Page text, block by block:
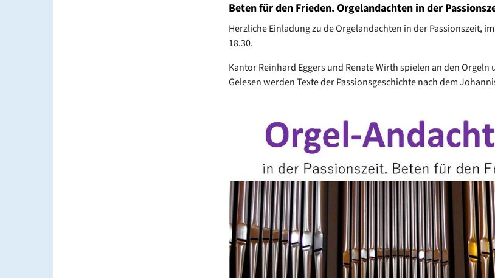
Beten für den Frieden. Orgelandachten in der
Herzliche Einladung zu de Orgelandachten in der Passionszeit,
18.30.
Kantor Reinhard Eggers und Renate Wirth spielen an den Orgeln
Gelesen werden Texte der Passionsgeschichte nach dem